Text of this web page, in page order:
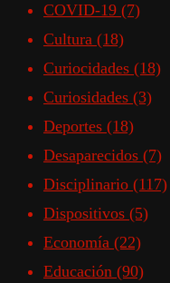
COVID-19 (7)
Cultura (18)
Curiocidades (18)
Curiosidades (3)
Deportes (18)
Desaparecidos (7)
Disciplinario (117)
Dispositivos (5)
Economía (22)
Educación (90)